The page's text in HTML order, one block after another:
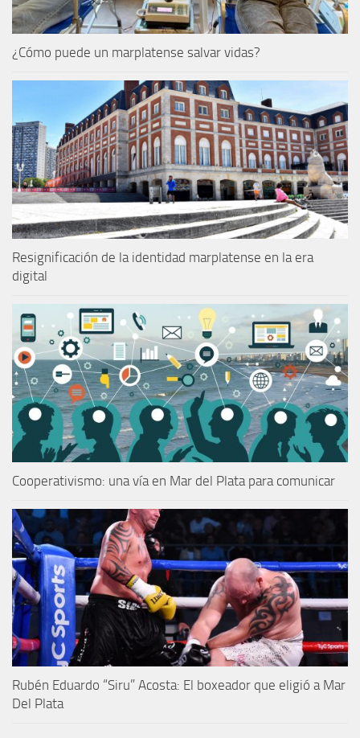
¿Cómo puede un marplatense salvar vidas?
Resignificación de la identidad marplatense en la era
digital
Cooperativismo: una vía en Mar del Plata para comunicar
Rubén Eduardo “Siru” Acosta: El boxeador que eligió a Mar
Del Plata